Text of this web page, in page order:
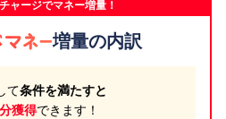
ャージでマネー増量！
増量の内訳
て条件を満たすと
獲得できます！